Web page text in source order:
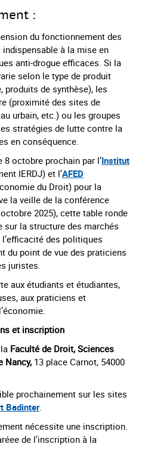
:
du fonctionnement des
à la mise en
anti-drogue efficaces. Si la
selon le type de produit
produits de synthèse), les
(proximité des sites de
urbain, etc.) ou les groupes
stratégies de lutte contre la
en conséquence.
octobre prochain par l’Institut
IERDJ) et l’AFED
du Droit) pour la
la veille de la conférence
2025), cette table ronde
sur la structure des marchés
des politiques
du point de vue des praticiens
juristes.
aux étudiants et étudiantes,
aux praticiens et
et inscription
Faculté de Droit, Sciences
Nancy, 13 place Carnot, 54000
prochainement sur les sites
Badinter.
nécessite une inscription.
de l’inscription à la